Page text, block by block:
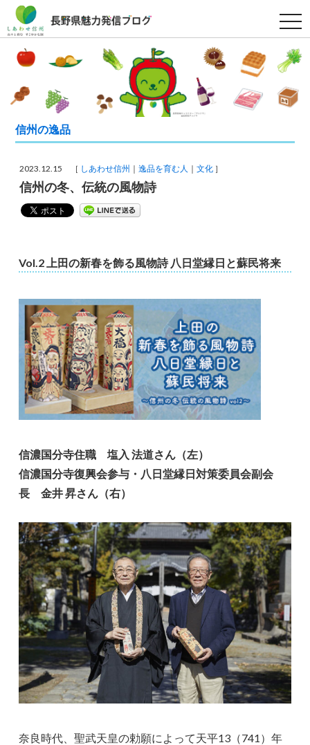
t
o
g
g
l
a
v
t
信州の逸品
2023.12.15 ［ しあわせ信州 逸品を育む人 文化 ］
信州の冬、伝統の風物詩
Vol.2 上田の新春を飾る風物詩 八日堂縁日と蘇民将来
信濃国分寺住職 塩入 法道さん（左）
信濃国分寺復興会参与・八日堂縁日対策委員会副会
長 金井 昇さん（右）
奈良時代、聖武天皇の勅願によって天平13（741）年